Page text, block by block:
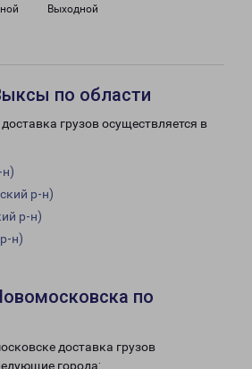
Выходной
по области
грузов осуществляется в
р-н)
р-н)
н)
по
доставка грузов
города: